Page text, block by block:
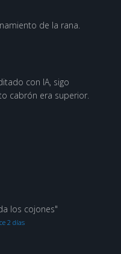
de la rana.
con IA, sigo
cabrón era superior.
los cojones"
2 días